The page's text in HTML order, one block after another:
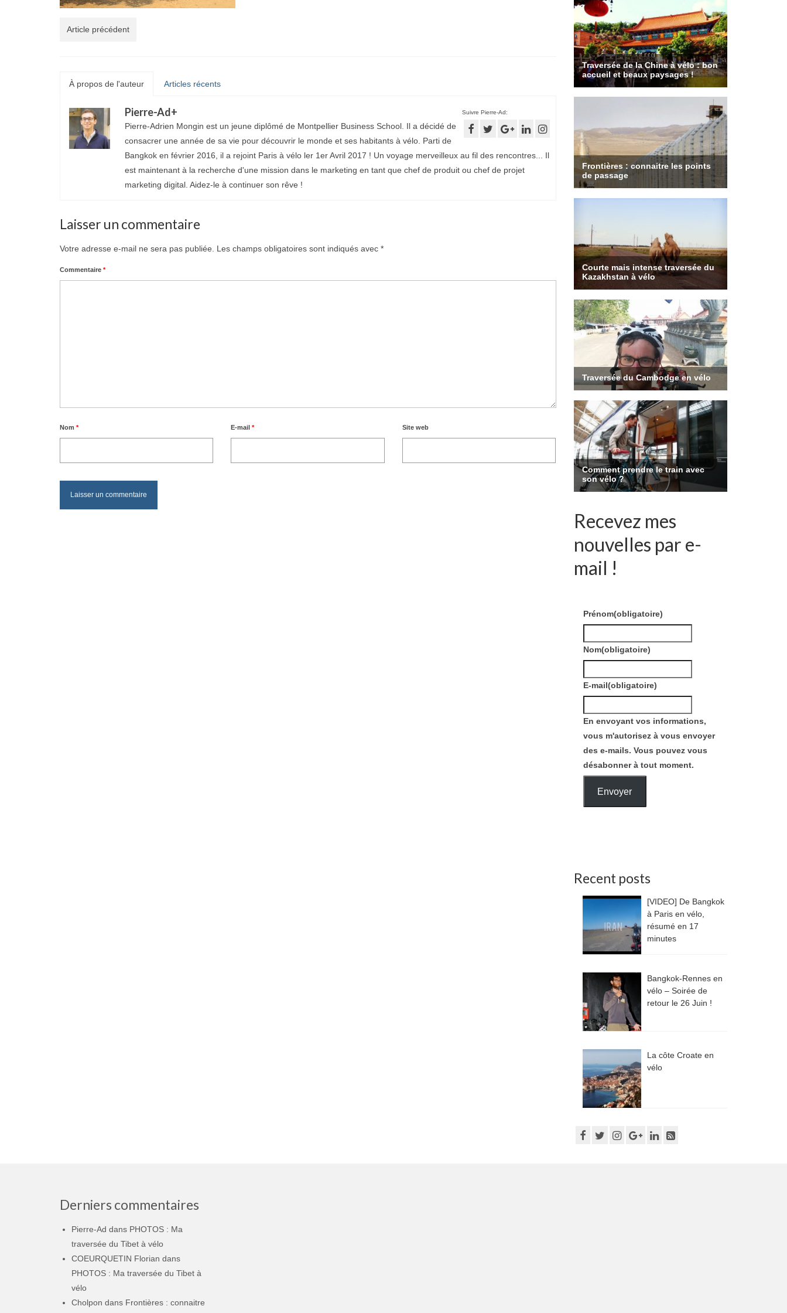
Article précédent
À propos de l'auteur Articles récents
Suivre Pierre-Ad:
Pierre-Ad+
Pierre-Adrien Mongin est un jeune diplômé de Montpellier Business School. Il a décidé de
consacrer une année de sa vie pour découvrir le monde et ses habitants à vélo. Parti de
Bangkok en février 2016, il a rejoint Paris à vélo ler 1er Avril 2017 ! Un voyage merveilleux au fil des rencontres... Il
est maintenant à la recherche d'une mission dans le marketing en tant que chef de produit ou chef de projet
marketing digital. Aidez-le à continuer son rêve !
Laisser un commentaire
Votre adresse e-mail ne sera pas publiée. Les champs obligatoires sont indiqués avec *
Commentaire *
Nom * E-mail* Site web
Recevez mes
nouvelles par e-
mail !
Prénom(obligatoire)
Nom(obligatoire)
E-mail(obligatoire)
En envoyant vos informations,
vous m'autorisez à vous envoyer
des e-mails. Vous pouvez vous
désabonner à tout moment.
Envoyer
Recent posts
[VIDEO] De Bangkok
à Paris en vélo,
résumé en 17
minutes
Bangkok-Rennes en
vélo – Soirée de
retour le 26 Juin !
La côte Croate en
vélo
Derniers commentaires
Pierre-Ad dans PHOTOS : Ma
traversée du Tibet à vélo
COEURQUETIN Florian dans
PHOTOS : Ma traversée du Tibet à
vélo
Cholpon dans Frontières : connaitre